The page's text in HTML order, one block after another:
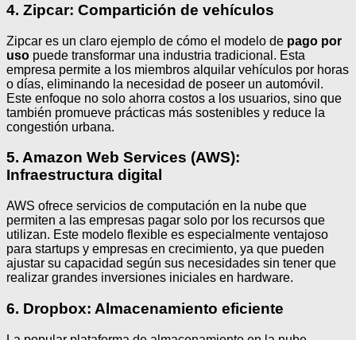
4. Zipcar: Compartición de vehículos
Zipcar es un claro ejemplo de cómo el modelo de pago por
uso puede transformar una industria tradicional. Esta
empresa permite a los miembros alquilar vehículos por horas
o días, eliminando la necesidad de poseer un automóvil.
Este enfoque no solo ahorra costos a los usuarios, sino que
también promueve prácticas más sostenibles y reduce la
congestión urbana.
5. Amazon Web Services (AWS):
Infraestructura digital
AWS ofrece servicios de computación en la nube que
permiten a las empresas pagar solo por los recursos que
utilizan. Este modelo flexible es especialmente ventajoso
para startups y empresas en crecimiento, ya que pueden
ajustar su capacidad según sus necesidades sin tener que
realizar grandes inversiones iniciales en hardware.
6. Dropbox: Almacenamiento eficiente